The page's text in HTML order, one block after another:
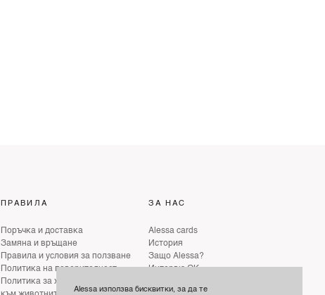
Alessa използва бисквитки, за да те
ПРАВИЛА
Поръчка и доставка
Замяна и връщане
Правила и условия за ползване
Политика на поверителност
Политика за хуманно отношение
ЗА НАС
Alessa cards
История
Защо Alessa?
Интервю ОК